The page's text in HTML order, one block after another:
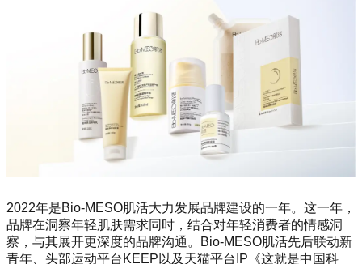
2022年是Bio-MESO肌活大力发展品牌建设的一年。这一年，
品牌在洞察年轻肌肤需求同时，结合对年轻消费者的情感洞
察，与其展开更深度的品牌沟通。Bio-MESO肌活先后联动新
青年、头部运动平台KEEP以及天猫平台IP《这就是中国科